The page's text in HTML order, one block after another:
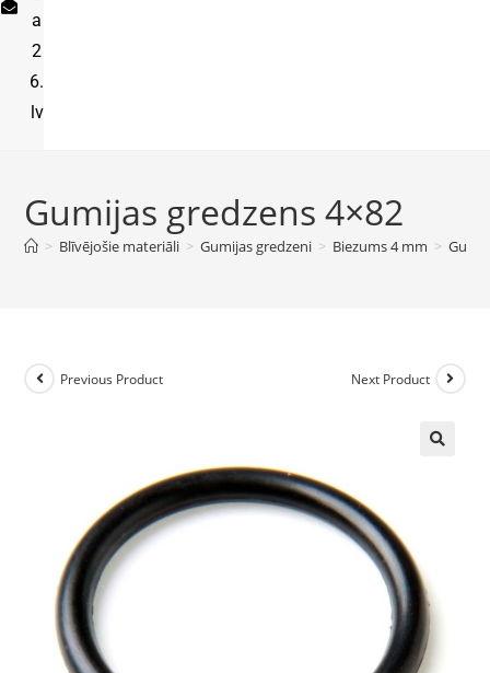
a
2
6.
lv
Gumijas gredzens 4×82
> Blīvējošie materiāli > Gumijas gredzeni > Biezums 4 mm >
Previous Product Next Product